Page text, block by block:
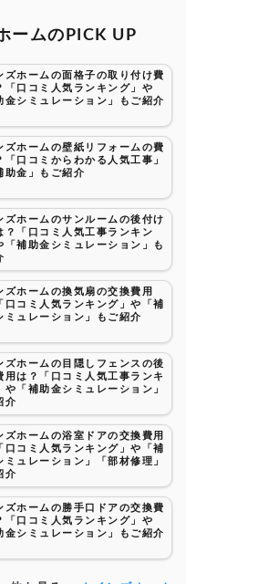
ームのPICK UP
ズホームの面格子の取り付け費
「口コミ人気ランキング」や
金シミュレーション」もご紹介
ズホームの壁紙リフォームの費
「口コミからわかる人気工事」
助金」もご紹介
ズホームのサンルームの後付け
？「口コミ人気工事ランキン
「補助金シミュレーション」も
ズホームの換気扇の交換費用
口コミ人気ランキング」や「補
ミュレーション」もご紹介
ズホームの目隠しフェンスの後
用は？「口コミ人気工事ランキ
や「補助金シミュレーション」
介
ズホームの浴室ドアの交換費用
口コミ人気ランキング」や「補
ミュレーション」「部材修理」
介
ズホームの勝手口ドアの交換費
「口コミ人気ランキング」や
金シミュレーション」もご紹介